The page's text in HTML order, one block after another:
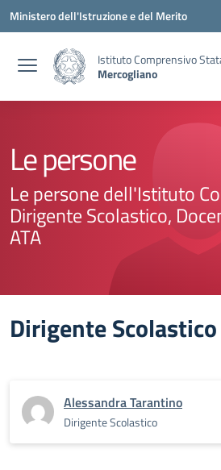
Vai ai contenuti
Vai al menu di navigazione
Vai al footer
Ministero dell'Istruzione e del Merito
Istituto Comprensivo
Mercogliano
Le persone
Le persone dell'Istituto
Dirigente Scolastico,
ATA
Dirigente Scolastico
Alessandra Tarantino
Dirigente Scolastico